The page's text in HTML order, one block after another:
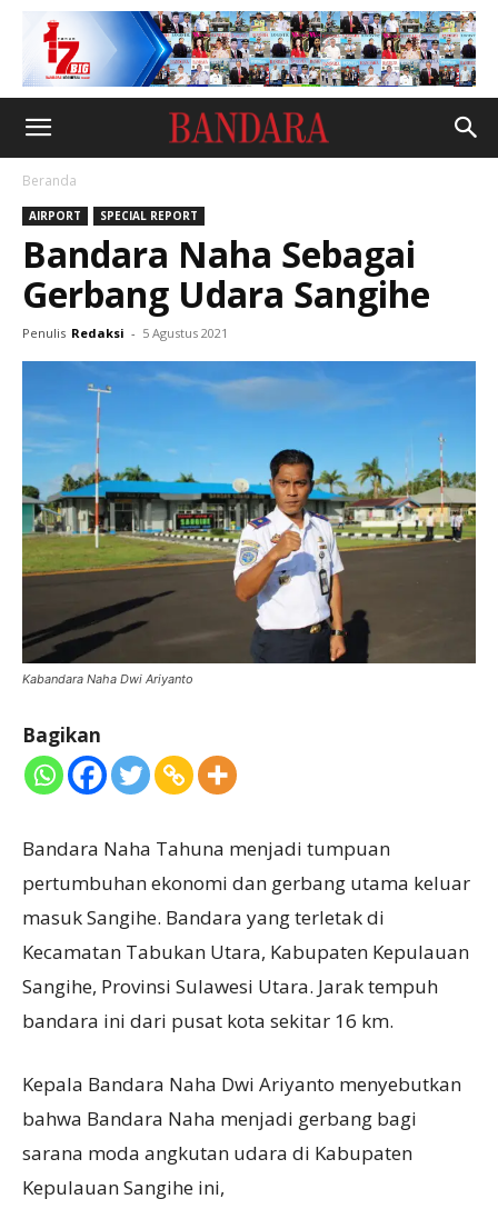
Beranda
AIRPORT SPECIAL REPORT
Bandara Naha Sebagai
Gerbang Udara Sangihe
Penulis Redaksi - 5 Agustus 2021
Kabandara Naha Dwi Ariyanto
Bagikan
Bandara Naha Tahuna menjadi tumpuan
pertumbuhan ekonomi dan gerbang utama keluar
masuk Sangihe. Bandara yang terletak di
Kecamatan Tabukan Utara, Kabupaten Kepulauan
Sangihe, Provinsi Sulawesi Utara. Jarak tempuh
bandara ini dari pusat kota sekitar 16 km.
Kepala Bandara Naha Dwi Ariyanto menyebutkan
bahwa Bandara Naha menjadi gerbang bagi
sarana moda angkutan udara di Kabupaten
Kepulauan Sangihe ini,